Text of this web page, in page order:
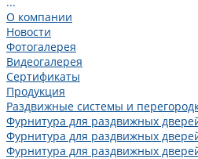
О компании
Новости
Фотогалерея
Видеогалерея
Сертификаты
Продукция
Раздвижные системы и
Фурнитура для раздвижных
Фурнитура для раздвижных
Фурнитура для раздвижных